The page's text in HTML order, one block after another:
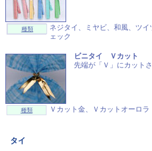
種類
ネジタイ、ミヤビ、和風、ツ
ェック
ビニタイ Ｖカット
先端が「Ｖ」にカット
種類 Ｖカット金、Ｖカットオーロラ
タイ